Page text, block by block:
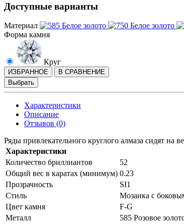
Доступные варианты
Материал
Форма камня
Круг
ИЗБРАННОЕ
В СРАВНЕНИЕ
Выбрать
Характеристики
Описание
Отзывов (0)
Ряды привлекательного круглого алмаза сидят на
Характеристики
Количество бриллиантов
52
Общий вес в каратах (минимум) 0.23
Прозрачность
SI1
Стиль
Мозаика с
Цвет камня
F-G
Металл
585 Розовое